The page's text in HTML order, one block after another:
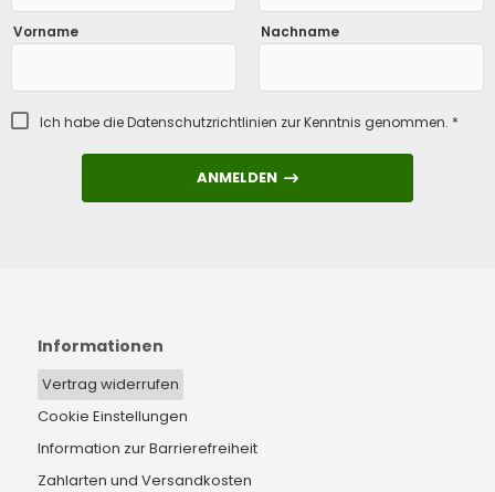
Vorname Nachname
Ich habe dieDatenschutzrichtlinien zur Kenntnis genommen. *
ANMELDEN
ANMELDEN
Informationen
Vertrag widerrufen
Cookie Einstellungen
Information zur Barrierefreiheit
Zahlarten und Versandkosten